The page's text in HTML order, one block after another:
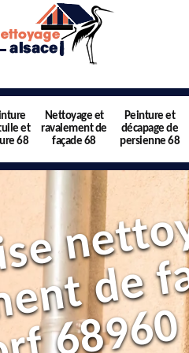
et
68
Nettoyage et
ravalement de
façade 68
Peinture et
décapage de
persienne 68